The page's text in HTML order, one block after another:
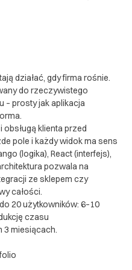
1. Gwarancja 1.1. Soft
na dostarczone
12 miesięcy od daty
1.2. Gwarancja
oprogramowania,
specyfikacją
obejmuje: a) Błędów
użytkowania
wprowadzonych
c) Problemów
w środowisku, w którym
(np. aktualizacje
w infrastrukturze) 1.4.
i
działać, gdy firma rośnie.
do rzeczywistego
– prosty jak aplikacja
klienta przed
pole i każdy widok ma sens
(logika), React (interfejs),
pozwala na
ze sklepem czy
całości.
20 użytkowników: 6–10
czasu
3 miesiącach.